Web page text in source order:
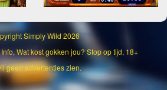
Simply Wild 2026
Wat kost gokken jou? Stop op tijd, 18+
geen advertenties zien.